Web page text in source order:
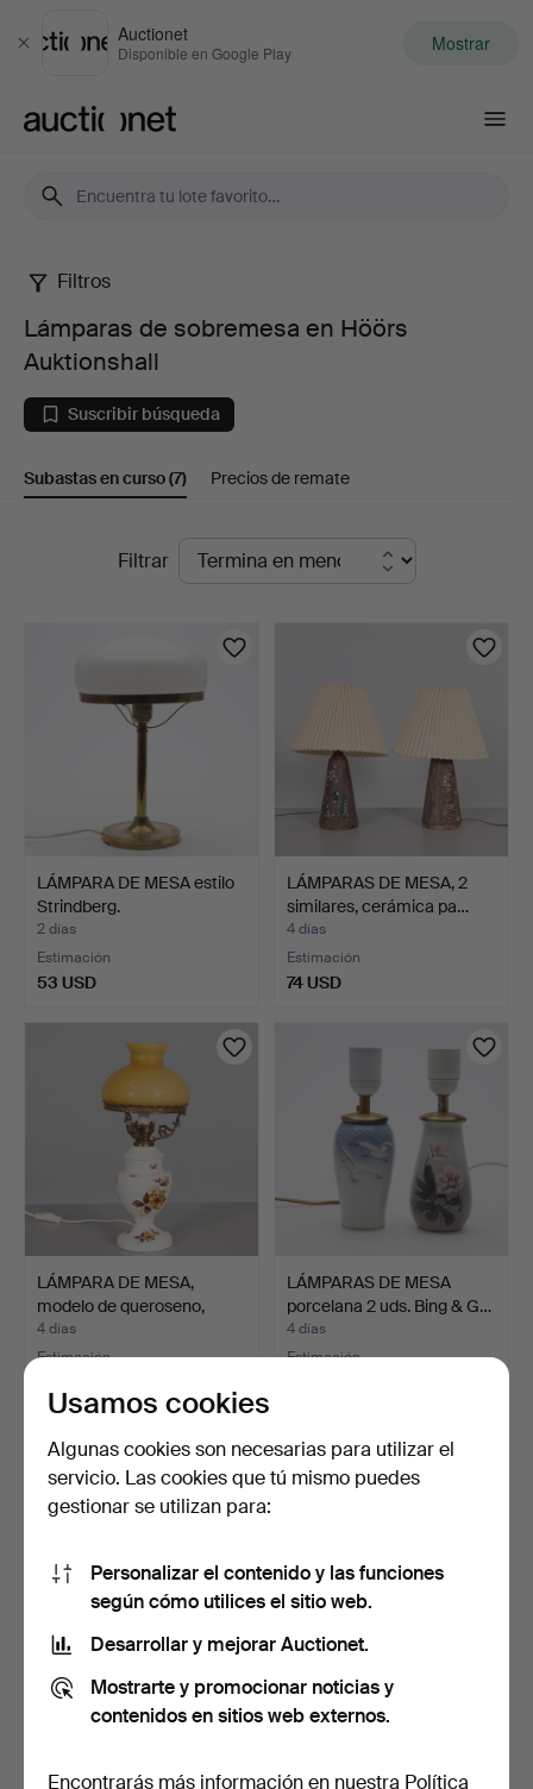
Cerrar
Auctionet
Disponible en Google Play Mostrar
Lámparas
de
sobremesa
en
Auktionshall
Filtros
Lámparas de sobremesa en Höörs
Auktionshall
Suscribir búsqueda
Subastas en curso(7) Precios de remate
SubastasFiltrar
LÁMPARA DE MESA estilo
Strindberg.
2 días
Estimación
53 USD
LÁMPARAS DE MESA, 2
similares, cerámica pa…
4 días
Estimación
74 USD
LÁMPARA DE MESA,
modelo de queroseno,
elec…
4 días
Estimación
LÁMPARAS DE MESA
porcelana 2 uds. Bing & G…
4 días
Estimación
LÁMPARA DE MESA,
alabastro/metal dorado.
53 USD
LÁMPARAS DE MESA, un
par, vidrio/metal, EG…
5 días
64 USD
Usamos cookies
Algunas cookies son necesarias para utilizar el
servicio. Las cookies que tú mismo puedes
gestionar se utilizan para:
Personalizar el contenido y las funciones
según cómo utilices el sitio web.
Desarrollar y mejorar Auctionet.
Mostrarte y promocionar noticias y
contenidos en sitios web externos.
Encontrarás más información en nuestra Política